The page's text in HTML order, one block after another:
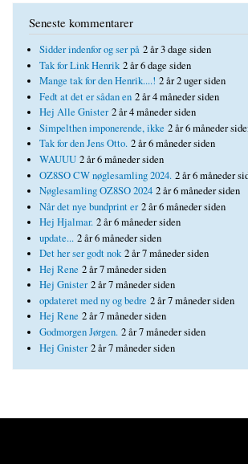
Seneste kommentarer
Sidder indenfor og ser på 2 år 3 dage siden
Tak for Link Henrik 2 år 6 dage siden
Mange tak for den Henrik....! 2 år 2 uger siden
Fedt at det er sådan en 2 år 4 måneder siden
Hej Alle Gnister 2 år 4 måneder siden
Simpelthen imponerende, ikke 2 år 6 måneder
Tak for den Jens Otto. 2 år 6 måneder siden
WAUUU 2 år 6 måneder siden
OZ8SO CW nøglesamling 2024. 2 år 6 måneder
Nøglesamling OZ8SO 2024 2 år 6 måneder siden
Når det nye bundprint er 2 år 6 måneder siden
Hej Hjalmar. 2 år 6 måneder siden
update... 2 år 6 måneder siden
Det her ser godt nok 2 år 7 måneder siden
Hej Rene 2 år 7 måneder siden
Hej Gnister 2 år 7 måneder siden
opdateret med ny og bedre 2 år 7 måneder siden
Hej Rene 2 år 7 måneder siden
Godmorgen Jørgen. 2 år 7 måneder siden
Hej Gnister 2 år 7 måneder siden